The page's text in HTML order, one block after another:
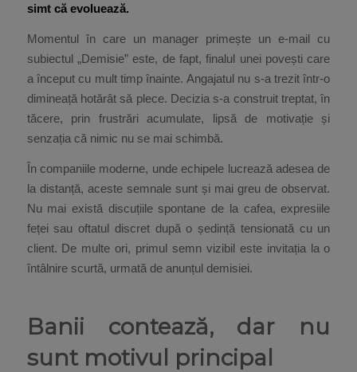
simt că evoluează.
Momentul în care un manager primește un e-mail cu
subiectul „Demisie” este, de fapt, finalul unei povești care
a început cu mult timp înainte. Angajatul nu s-a trezit într-o
dimineață hotărât să plece. Decizia s-a construit treptat, în
tăcere, prin frustrări acumulate, lipsă de motivație și
senzația că nimic nu se mai schimbă.
În companiile moderne, unde echipele lucrează adesea de
la distanță, aceste semnale sunt și mai greu de observat.
Nu mai există discuțiile spontane de la cafea, expresiile
feței sau oftatul discret după o ședință tensionată cu un
client. De multe ori, primul semn vizibil este invitația la o
întâlnire scurtă, urmată de anunțul demisiei.
Banii contează, dar nu
sunt motivul principal